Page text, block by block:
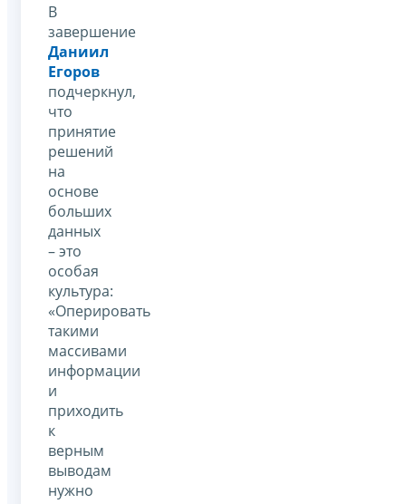
В
завершение
Даниил
Егоров
подчеркнул,
что
принятие
решений
на
основе
больших
данных
– это
особая
культура:
«Оперировать
такими
массивами
информации
и
приходить
к
верным
выводам
нужно